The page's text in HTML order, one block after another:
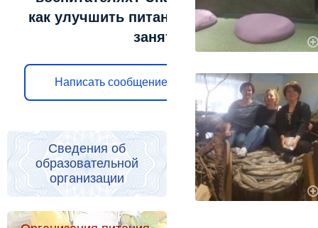
как улучшить питание и
занятия?
Написать сообщение
Сведения об
образовательной
организации